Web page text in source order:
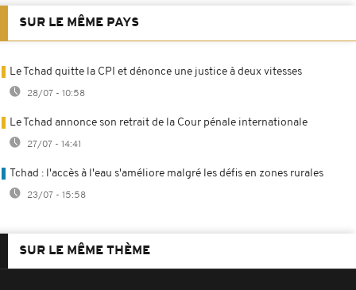
SUR LE MÊME PAYS
Le Tchad quitte la CPI et dénonce une justice à deux vitesses
28/07 - 10:58
Le Tchad annonce son retrait de la Cour pénale internationale
27/07 - 14:41
Tchad : l'accès à l'eau s'améliore malgré les défis en zones rurales
23/07 - 15:58
SUR LE MÊME THÈME